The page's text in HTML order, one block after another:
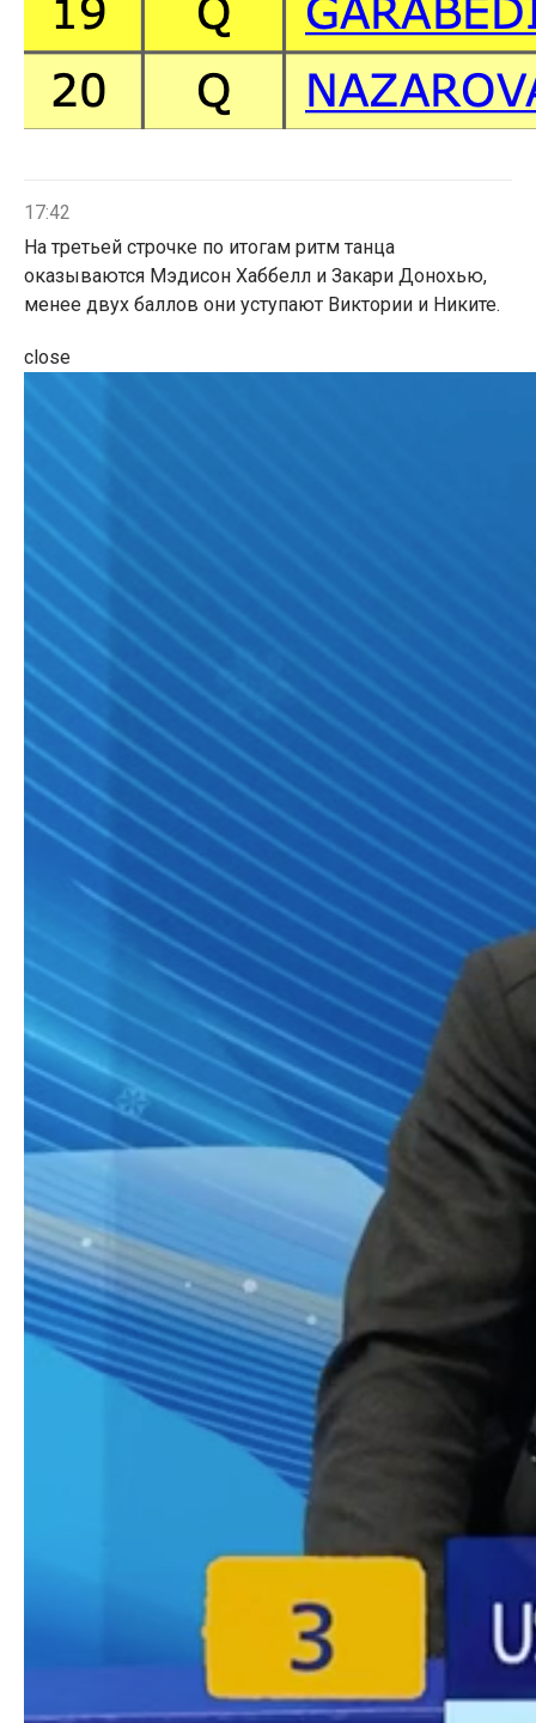
17:42
На третьей строчке по итогам ритм танца
оказываются Мэдисон Хаббелл и Закари Донохью,
менее двух баллов они уступают Виктории и Никите.
close